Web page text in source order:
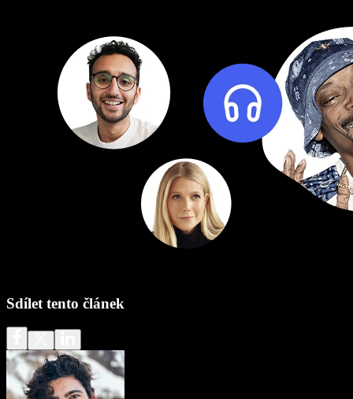
Sdílet tento článek